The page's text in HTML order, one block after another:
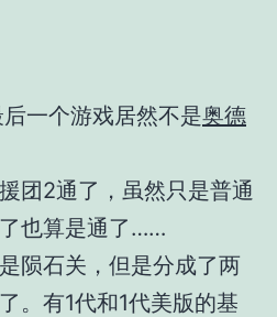
一个游戏居然不是奥德
团2通了，虽然只是普通
也算是通了……
陨石关，但是分成了两
。有1代和1代美版的基